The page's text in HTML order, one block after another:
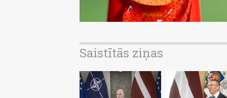
Saistītās ziņas